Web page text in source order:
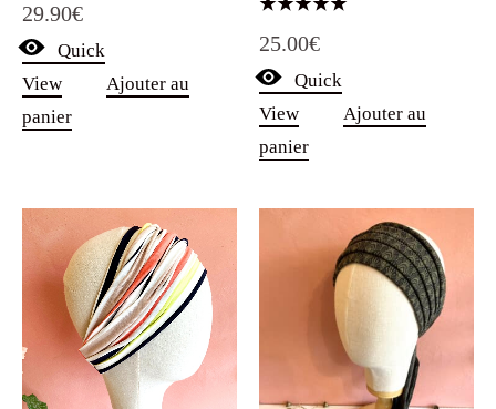
29.90€
Quick
View
Ajouter au
panier
5.00
sur 5
25.00€
Quick
View
Ajouter au
panier